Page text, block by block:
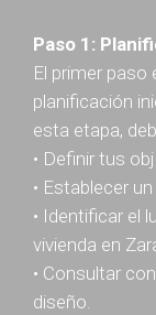
Paso 1:
El primer paso
planificación
esta etapa,
• Definir tus
• Establecer
• Identificar el
vivienda en
• Consultar
diseño.